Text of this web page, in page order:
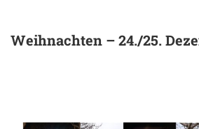
Weihnachten – 24./25.